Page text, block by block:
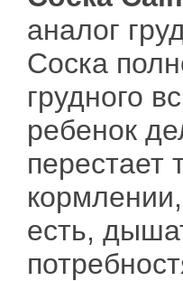
аналог
Соска
грудного
ребенок
перестает
есть,